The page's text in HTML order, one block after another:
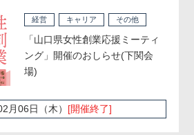
経営 キャリア その他
「山口県女性創業応援ミーティ
ング」開催のおしらせ(下関会
場)
月06日（木） [開催終了]